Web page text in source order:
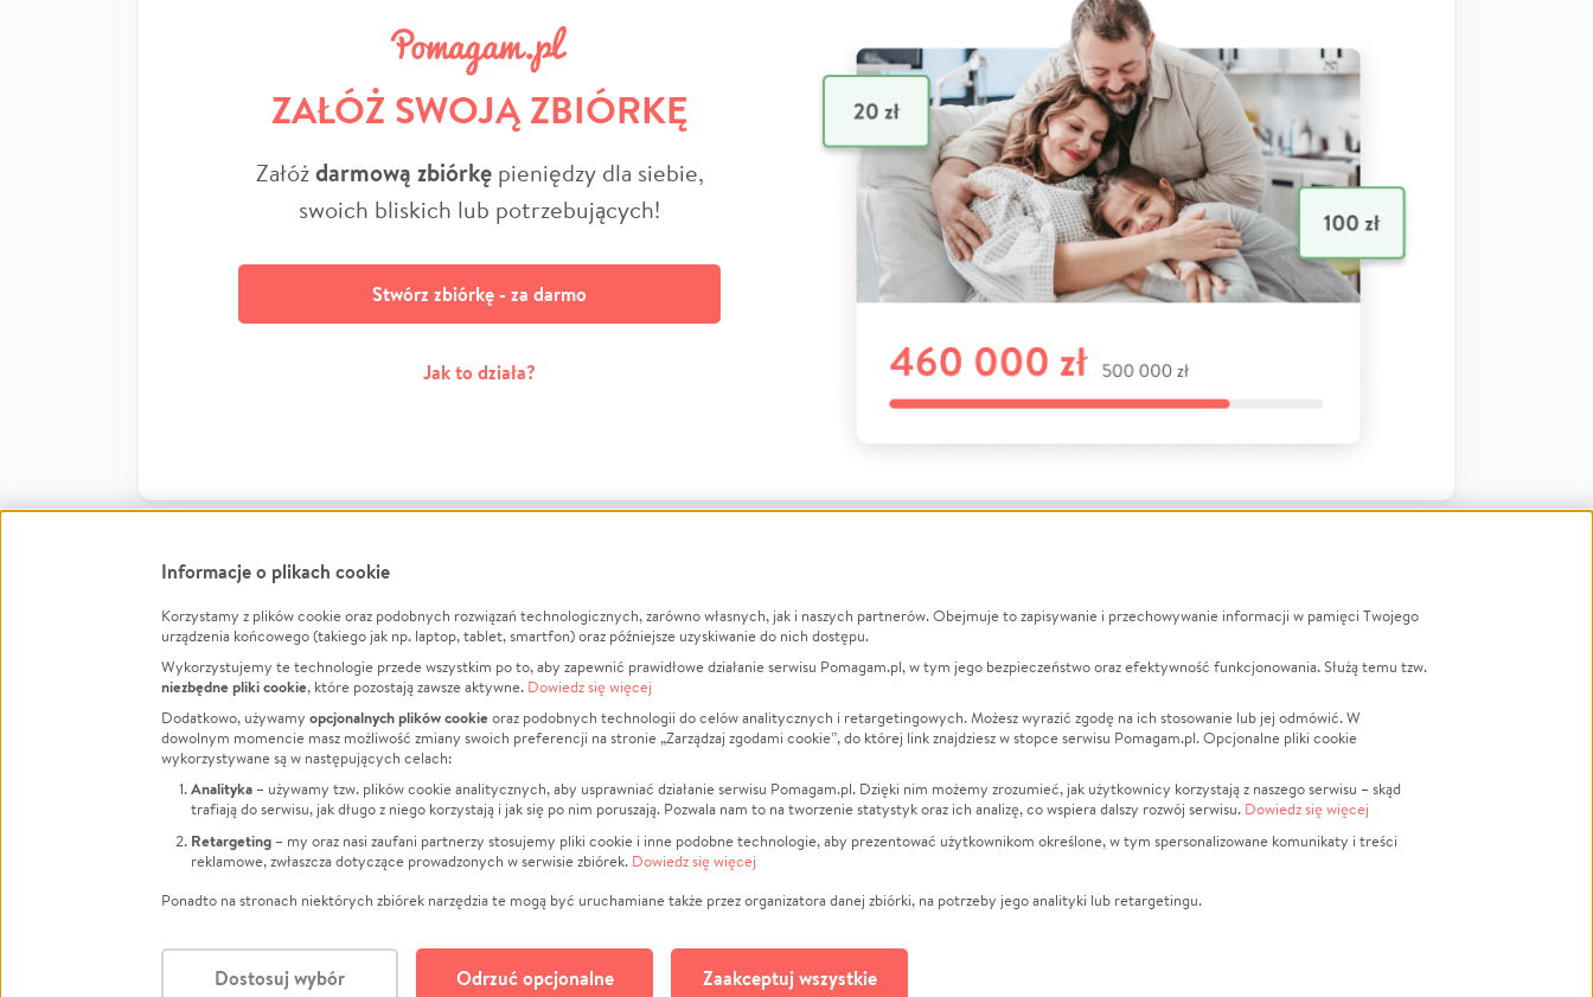
ZAŁÓŻ SWOJĄ ZBIÓRKĘ
Załóżdarmową zbiórkępieniędzy dla siebie,
swoich bliskich lub potrzebujących!
Stwórz zbiórkę - za darmo
Jak to działa?
FacebookTwitter Instagram
LinkedInTikTok Youtube
Informacje
Jak to działa?
Regulamin
Polityka Prywatności
Kontakt
Porównanie serwisów
Polityka plików cookie
Zarządzaj zgodami cookie
O nas
Opinie
Raporty
Za darmo
Dla NGO
Fundacja Pomagam.pl
Zbieraj na
Leczenie
Zwierzęta
Pożar
Sport
Pomoc Finansowa
Pogrzeb
LGBTQ+
Powódź
Wichura
Religia
Edukacja
Informacje o plikach cookie
Korzystamy z plików cookie oraz podobnych rozwiązań technologicznych, zarówno własnych, jak i naszych partnerów. Obejmuje to zapisywanie i przechowywanie informacji w pamięci Twojego
urządzenia końcowego (takiego jak np. laptop, tablet, smartfon) oraz późniejsze uzyskiwanie do nich dostępu.
Wykorzystujemy te technologie przede wszystkim po to, aby zapewnić prawidłowe działanie serwisu Pomagam.pl, w tym jego bezpieczeństwo oraz efektywność funkcjonowania. Służą temu tzw.
niezbędne pliki cookie, które pozostają zawsze aktywne. Dowiedz się więcej
Dodatkowo, używamy opcjonalnych plików cookieoraz podobnych technologii do celów analitycznych i retargetingowych. Możesz wyrazić zgodę na ich stosowanie lub jej odmówić. W
dowolnym momencie masz możliwość zmiany swoich preferencji na stronie „Zarządzaj zgodami cookie”, do której link znajdziesz w stopce serwisu Pomagam.pl. Opcjonalne pliki cookie
wykorzystywane są w następujących celach:
Analityka – używamy tzw. plików cookie analitycznych, aby usprawniać działanie serwisu Pomagam.pl. Dzięki nim możemy zrozumieć, jak użytkownicy korzystają z naszego serwisu – skąd
trafiają do serwisu, jak długo z niego korzystają i jak się po nim poruszają. Pozwala nam to na tworzenie statystyk oraz ich analizę, co wspiera dalszy rozwój serwisu. Dowiedz się więcej
Retargeting – my oraz nasi zaufani partnerzy stosujemy pliki cookie i inne podobne technologie, aby prezentować użytkownikom określone, w tym spersonalizowane komunikaty i treści
reklamowe, zwłaszcza dotyczące prowadzonych w serwisie zbiórek. Dowiedz się więcej
Ponadto na stronach niektórych zbiórek narzędzia te mogą być uruchamiane także przez organizatora danej zbiórki, na potrzeby jego analityki lub retargetingu.
Dostosuj wybór Odrzuć opcjonalne Zaakceptuj wszystkie